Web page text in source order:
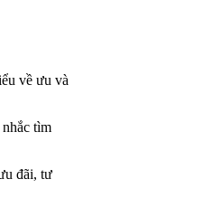
về ưu và
tìm
đãi, tư